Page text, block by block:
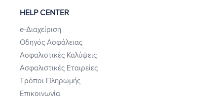
HELP CENTER
e-Διαχείριση
Οδηγός Ασφάλειας
Ασφαλιστικές Καλύψεις
Ασφαλιστικές Εταιρείες
Τρόποι Πληρωμής
Επικοινωνία